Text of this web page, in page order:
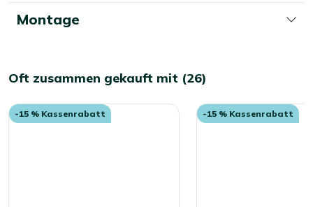
Montage
Oft zusammen gekauft mit (26)
-15 % Kassenrabatt -15 % Kassenrabatt